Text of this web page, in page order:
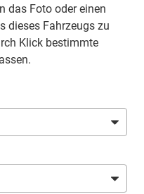
das Foto oder einen
dieses Fahrzeugs zu
Klick bestimmte